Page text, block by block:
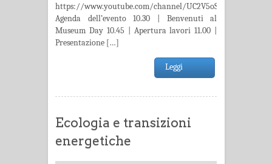
https://www.youtube.com/channel/
Agenda dell’evento 10.30 | Benvenuti al
Museum Day 10.45 | Apertura lavori 11.00 |
Presentazione […]
Leggi
Ecologia e transizioni
energetiche